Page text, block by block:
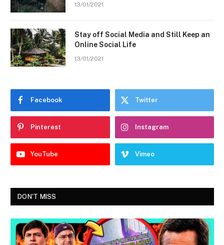
13/01/2021
Stay off Social Media and Still Keep an
Online Social Life
13/01/2021
Facebook Twitter
Pinterest Instagram
YouTube Vimeo
DON'T MISS